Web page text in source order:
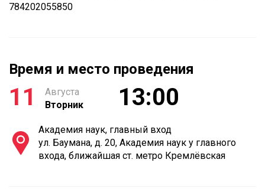
784202055850
Время и место проведения
11
Августа
Вторник
13:00
Академия наук, главный вход
ул. Баумана, д. 20, Академия наук у главного
входа, ближайшая ст. метро Кремлёвская